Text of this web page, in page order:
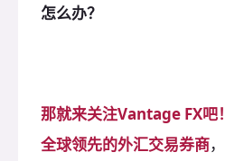
怎么办？
那就来关注Vantage FX吧！
全球领先的外汇交易券商，